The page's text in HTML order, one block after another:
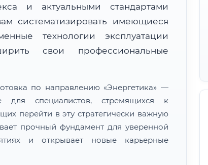
и актуальными стандартами
систематизировать имеющиеся
технологии эксплуатации
свои профессиональные
по направлению «Энергетика» —
для специалистов, стремящихся к
перейти в эту стратегически важную
прочный фундамент для уверенной
и открывает новые карьерные